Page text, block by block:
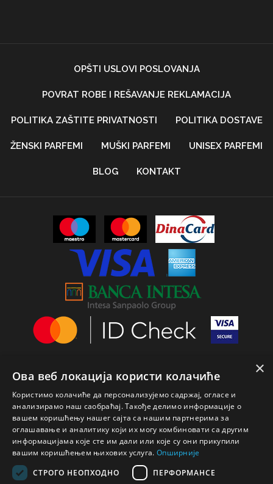
OPŠTI USLOVI POSLOVANJA
POVRAT ROBE I REŠAVANJE REKLAMACIJA
POLITIKA ZAŠTITE PRIVATNOSTI POLITIKA DOSTAVE
ŽENSKI PARFEMI MUŠKI PARFEMI UNISEX PARFEMI
BLOG KONTAKT
×
Ова веб локација користи колачиће
Користимо колачиће да персонализујемо садржај, огласе и
анализирамо наш саобраћај. Такође делимо информације о
вашем коришћењу нашег сајта са нашим партнерима за
оглашавање и аналитику који их могу комбиновати са другим
информацијама које сте им дали или које су они прикупили
вашим коришћењем њихових услуга. Опширније
СТРОГО НЕОПХОДНО
ПЕРФОРМАНСЕ